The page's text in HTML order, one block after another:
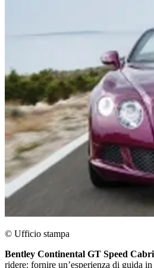
© Ufficio stampa
Bentley Continental GT Speed
ridere: fornire un’esperienza di guida